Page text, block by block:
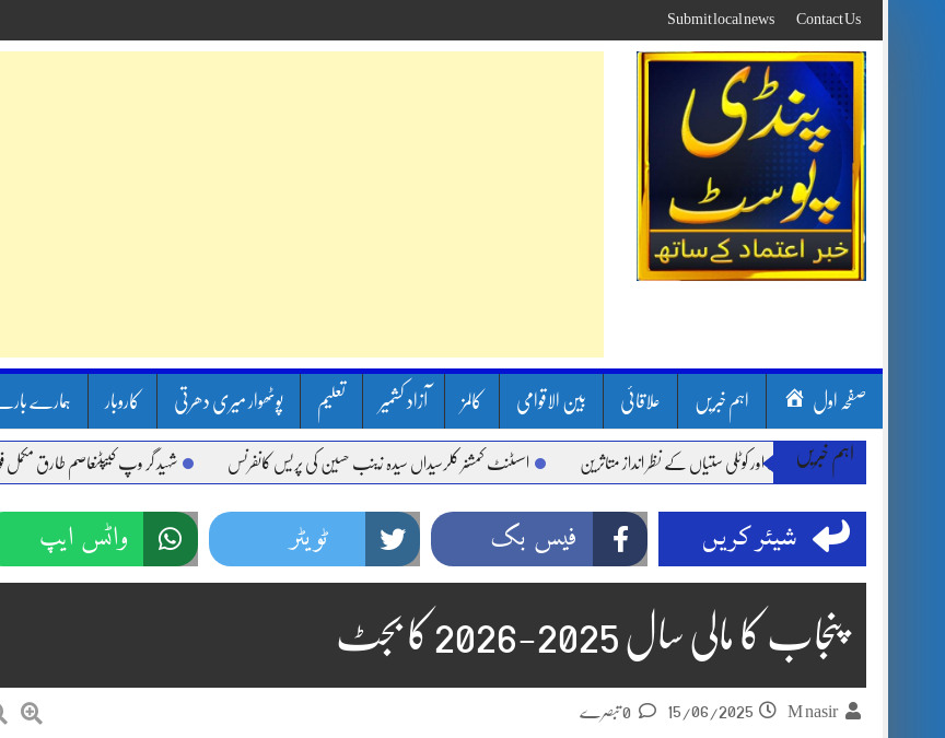
to
content
Contact Us
Submit local news
صفحہ اول اہم خبریں علاقائی بین الاقوامی کالمز آزاد کشمیر تعلیم پوٹھوار میری دھرتی کاروبار ہمارے
اہم خبریں
بارشیں، لینڈ سلائیڈنگ اور کوٹلی ستیاں کے نظر انداز متاثرین اسسٹنٹ کمشنر کلرسیداں سیدہ زینب حسین کی پریس کانفرنس شہید گر وپ کیپٹنعاصم طارق مکمل فوجی
شیئر کریں فیس بک ٹویٹر واٹس ایپ
پنجاب کا مالی سال 2025-2026 کا بجٹ
M nasir
15/06/2025